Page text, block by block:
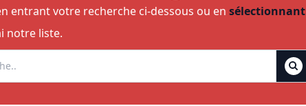
entrant votre recherche ci-dessous ou en sélectionnant
notre liste.